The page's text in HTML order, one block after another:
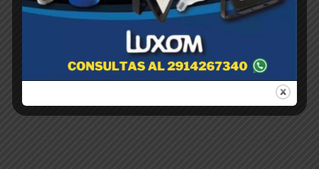
Rotomoldeada CUBO Negra
20cm x 20cm
$1,00